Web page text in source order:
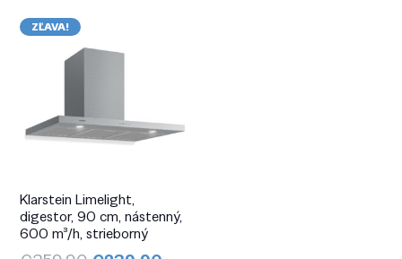
ZĽAVA!
Klarstein Limelight,
digestor, 90 cm, nástenný,
600 m³/h, strieborný